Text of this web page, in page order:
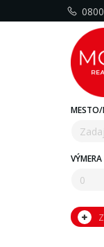
MESTO/